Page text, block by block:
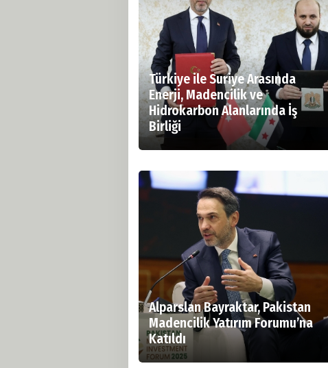
Türkiye ile Suriye Arasında
Enerji, Madencilik ve
Hidrokarbon Alanlarında İş
Birliği
Alparslan Bayraktar, Pakistan
Madencilik Yatırım Forumu’na
Katıldı